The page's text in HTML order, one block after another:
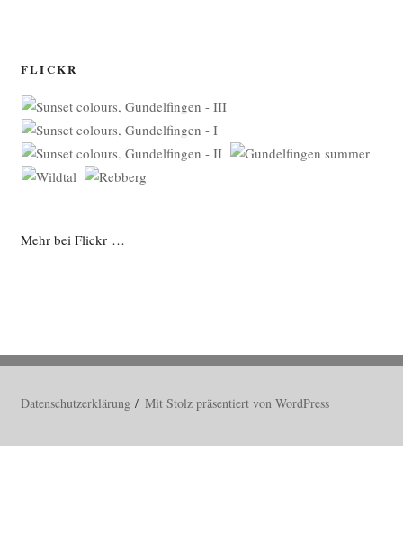
FLICKR
Mehr bei Flickr …
Datenschutzerklärung Mit Stolz präsentiert von WordPress